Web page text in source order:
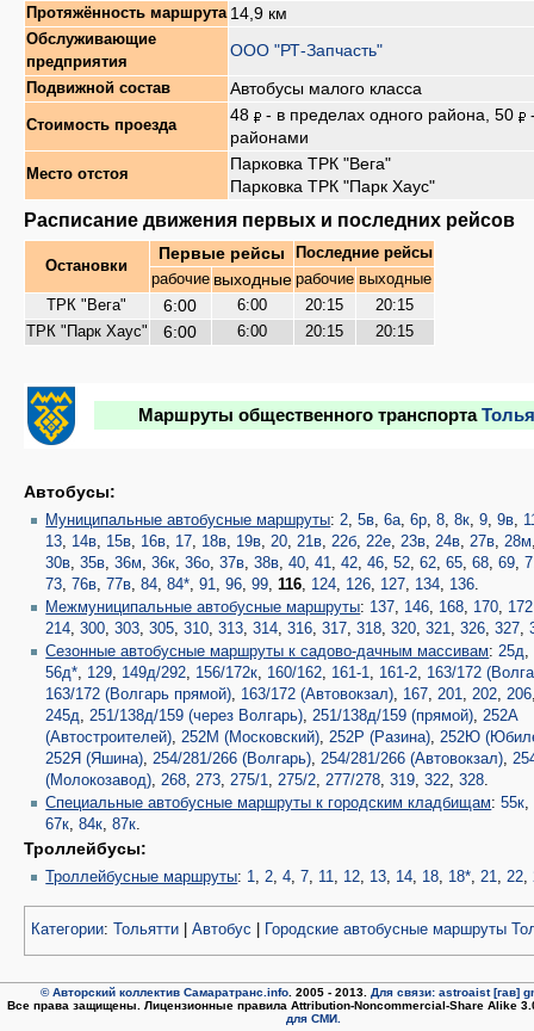
Протяжённость маршрута 14,9 км
Обслуживающие
предприятия
ООО "РТ-Запчасть"
Подвижной состав Автобусы малого класса
Стоимость проезда
48 - в пределах одного района, 50
районами
Место отстоя
Парковка ТРК "Вега"
Парковка ТРК "Парк Хаус"
Расписание движения первых и последних рейсов
Остановки
Первые рейсы
Последние рейсы
рабочие выходные рабочие выходные
ТРК "Вега"
6:00 6:00 20:15
20:15
ТРК "Парк Хаус"
6:00 6:00 20:15 20:15
Маршруты общественного транспорта
Автобусы:
Муниципальные автобусные маршруты: 2 ,5в ,6а ,6р ,8 ,8к ,9 ,9в
13
14в 15в 16в 17 18в 19в 20 21в 22б 22е 23в 24в 27в 28м
30в ,35в ,36м ,36к ,36о ,37в ,38в ,40 ,41 ,42 ,46 ,52 ,62 ,65 ,68 ,69 ,
73 ,76в ,77в ,84 ,84* ,91 ,96 ,99 ,116 124 126 127 134 136
Межмуниципальные автобусные маршруты: 137 146 168 170 172
214 ,300 ,303 ,305 ,310 ,313 ,314 ,316 ,317 ,318 ,320 ,321 ,326 ,327 ,
Сезонные автобусные маршруты к садово-дачным массивам:25д,
56д*, 129, 149д/292, 156/172к, 160/162, 161-1, 161-2, 163/172
163/172 (Волгарь прямой), 163/172 (Автовокзал), 167,201,202,206
245д,251/138д/159 (через Волгарь),251/138д/159 (прямой),252А
(Автостроителей),252М (Московский),252Р (Разина),252Ю
252Я (Яшина),254/281/266 (Волгарь),254/281/266 (Автовокзал),
(Молокозавод),268,273,275/1,275/2,277/278,319,322,328.
Специальные автобусные маршруты к городским кладбищам:55к,
67к,84к,87к.
Троллейбусы:
Троллейбусные маршруты: 1 2 ,4 ,7 11 12 13 14 18 18* 21 22
Категории: Тольятти Автобус Городские автобусные маршруты
© Авторский коллектив Самаратранс.info. 2005 - 2013. Для связи: astroaist [гав]
Все права защищены. Лицензионные правила Attribution-Noncommercial-Share Alike
для СМИ.